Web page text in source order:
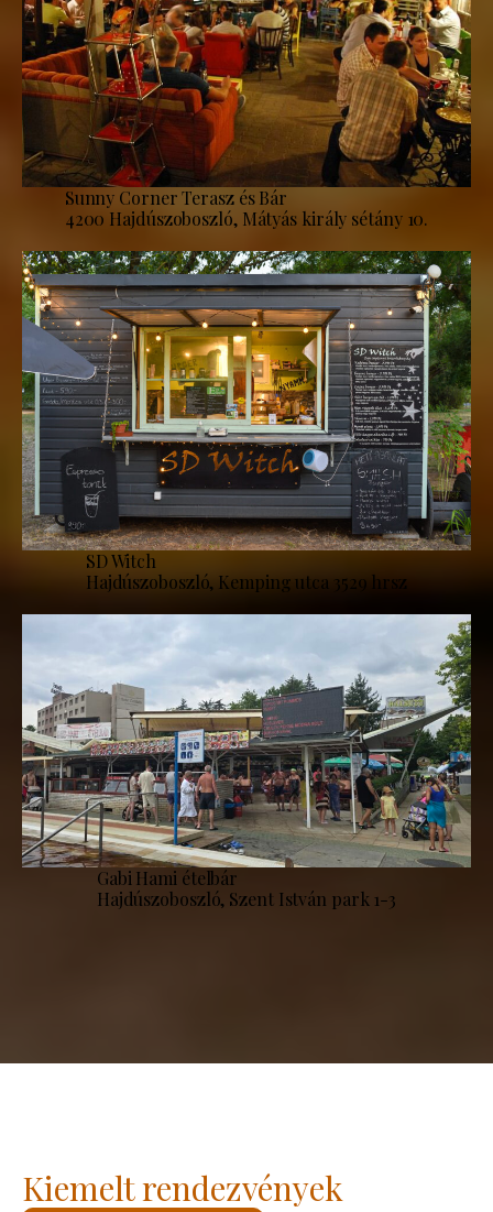
Sunny Corner Terasz és Bár
4200 Hajdúszoboszló, Mátyás király sétány 10.
SD Witch
Hajdúszoboszló, Kemping utca 3529 hrsz
Gabi Hami ételbár
Hajdúszoboszló, Szent István park 1-3
Kiemelt rendezvények